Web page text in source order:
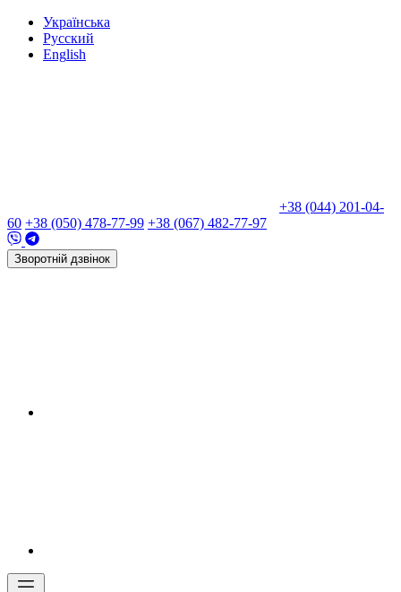
Українська
Русский
English
+38 (044) 201-04-
60 +38 (050) 478-77-99 +38 (067) 482-77-97
Зворотній дзвінок